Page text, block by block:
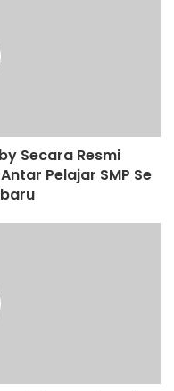
Secara Resmi
Pelajar SMP Se